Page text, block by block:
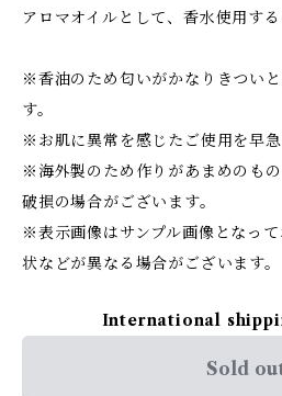
アロマオイルとして、香水使用する
※香油のため匂いがかなりきつい
す。
※お肌に異常を感じたご使用を早急
※海外製のため作りがあまめのも
破損の場合がございます。
※表示画像はサンプル画像となっ
状などが異なる場合がございます。
International
Sold